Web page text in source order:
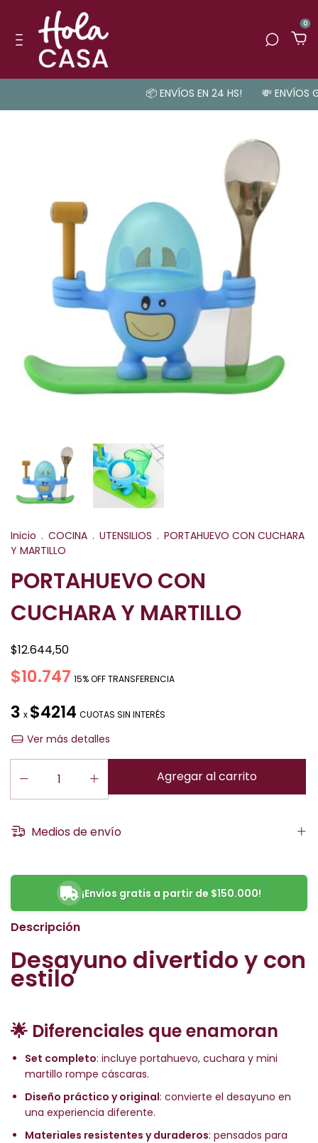
0
📦 ENVÍOS EN 24 HS! 💸 ENVÍOS
Inicio . COCINA . UTENSILIOS . PORTAHUEVO CON CUCHARA
Y MARTILLO
PORTAHUEVO CON
CUCHARA Y MARTILLO
$12.644,50
$10.747 15% OFF TRANSFERENCIA
3 x $4214 CUOTAS SIN INTERÉS
Ver más detalles
Medios de envío
¡Envíos gratis a partir de $150.000!
Descripción
Desayuno divertido y con
estilo
🌟 Diferenciales que enamoran
Set completo: incluye portahuevo, cuchara y mini
martillo rompe cáscaras.
Diseño práctico y original: convierte el desayuno en
una experiencia diferente.
Materiales resistentes y duraderos: pensados para